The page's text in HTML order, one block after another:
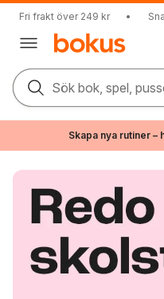
Fri frakt över 249 kr •
Sök bok, spel,
Skapa nya rutiner